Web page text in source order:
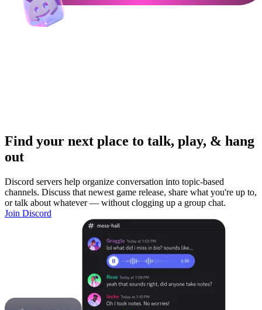
Find your next place to talk, play, & hang
out
Discord servers help organize conversation into topic-based
channels. Discuss that newest game release, share what you're up to,
or talk about whatever — without clogging up a group chat.
Join Discord